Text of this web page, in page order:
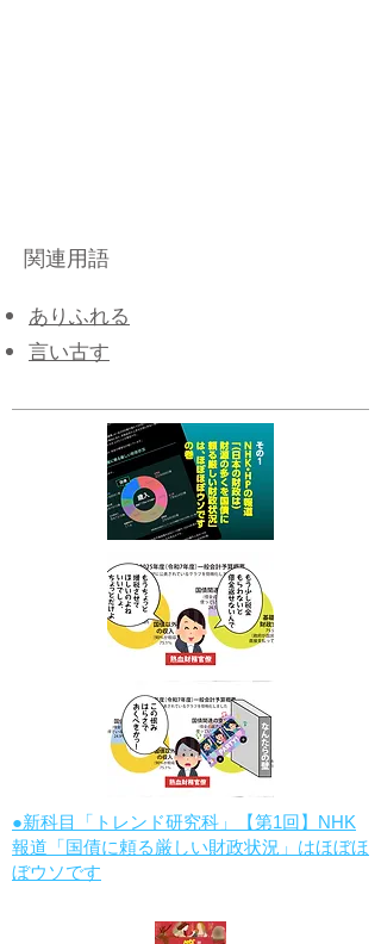
関連用語
​ありふれる
言い古す
●新科目「トレンド研究科」【第1回】NHK
報道「国債に頼る厳しい財政状況」はほぼほ
ぼウソです